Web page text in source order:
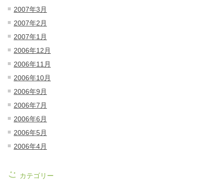
2007年3月
2007年2月
2007年1月
2006年12月
2006年11月
2006年10月
2006年9月
2006年7月
2006年6月
2006年5月
2006年4月
カテゴリー